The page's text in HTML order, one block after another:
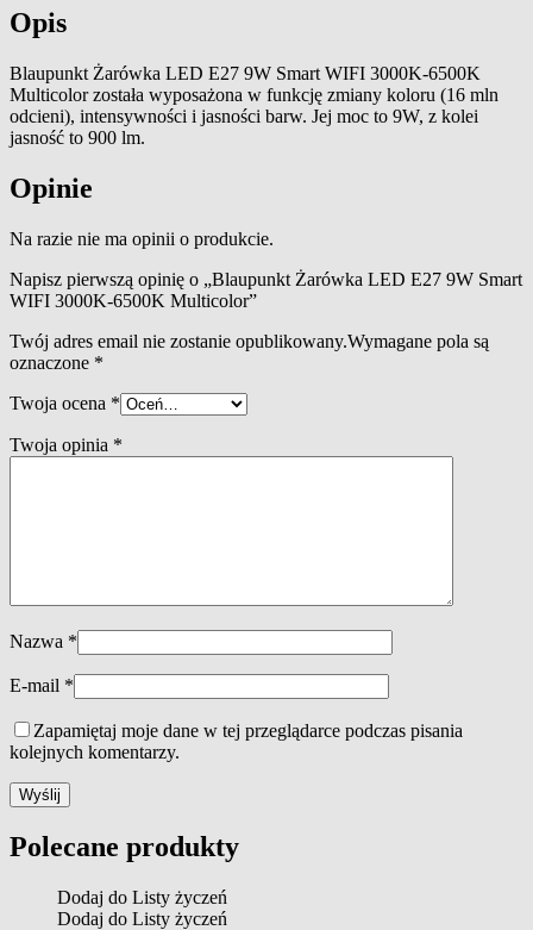
Opis
Blaupunkt Żarówka LED E27 9W Smart WIFI 3000K-6500K
Multicolor została wyposażona w funkcję zmiany koloru (16 mln
odcieni), intensywności i jasności barw. Jej moc to 9W, z kolei
jasność to 900 lm.
Opinie
Na razie nie ma opinii o produkcie.
Napisz pierwszą opinię o „Blaupunkt Żarówka LED E27 9W Smart
WIFI 3000K-6500K Multicolor”
Twój adres email nie zostanie opublikowany.Wymagane pola są
oznaczone *
Twoja ocena *
Twoja opinia *
Nazwa *
E-mail *
Zapamiętaj moje dane w tej przeglądarce podczas pisania
kolejnych komentarzy.
Polecane produkty
Dodaj do Listy życzeń
Dodaj do Listy życzeń